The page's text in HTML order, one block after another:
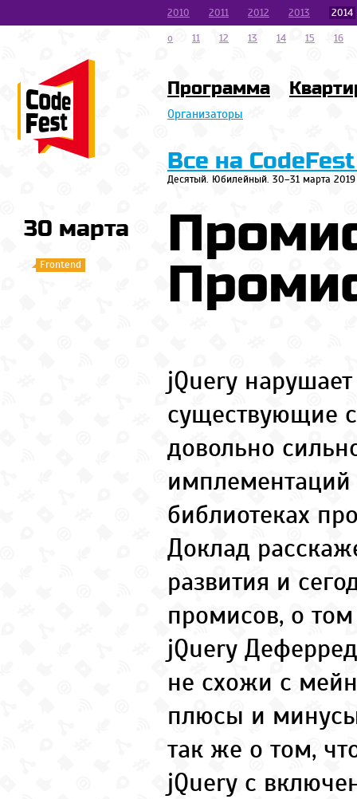
2010 2011 2012 2013
2014
o
11 12 13 14 15 16
Программа
Организаторы
Все на
Десятый. Юбилейный. 30–31 марта 2019
30 марта
Frontend
jQuery
существующие
довольно
библиотеках
Доклад
развития и
промисов, о
jQuery
не схожи с
плюсы и
так же о том,
jQuery с